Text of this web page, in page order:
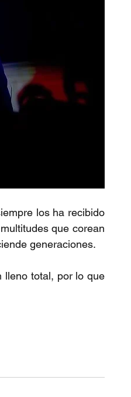
los ha recibido
que corean
generaciones.
lleno total, por lo que